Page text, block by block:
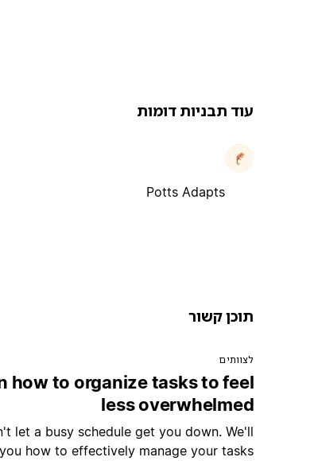
עוד תבניות דומות
Potts Adapts
תוכן קשור
לצוותים
how to organize tasks to feel
less overwhelmed
let a busy schedule get you down. We'll
how to effectively manage your tasks